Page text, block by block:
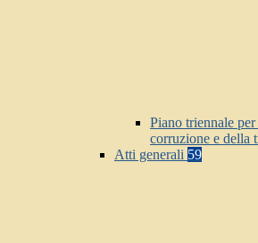
Piano triennale
corruzione e della
Atti generali 59